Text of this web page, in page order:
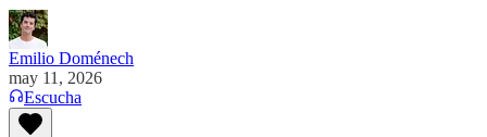
Emilio Doménech
may 11, 2026
Escucha